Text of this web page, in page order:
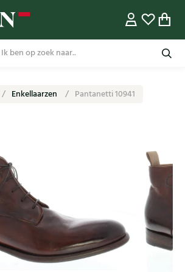
Enkellaarzen Pantanetti 10941